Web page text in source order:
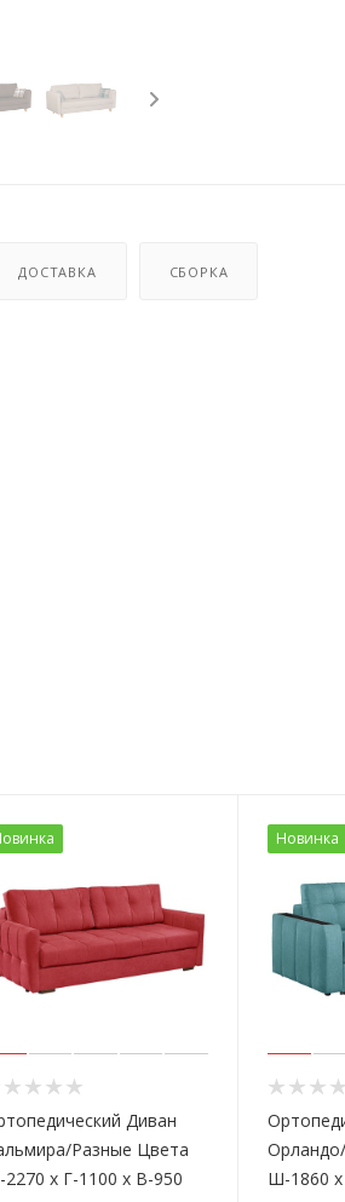
ДОСТАВКА СБОРКА
Диван
Разные Цвета
х Г-1100 х В-950
Новинка
Ш-1860 х